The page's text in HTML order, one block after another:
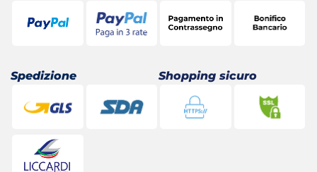
Spedizione Shopping sicuro